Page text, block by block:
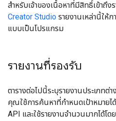
สำหรับเจ้าของเนื้อหาที่มีสิทธิ์เข้าถึง
Creator Studio รายงานเหล่านี้ให้
แบบเป็นโปรแกรม
รายงานที่รองรับ
ตารางต่อไปนี้ระบุรายงานประเภท
คุณใช้การค้นหาที่กำหนดเป้าหมายไ
API และใช้รายงานจำนวนมากได้โ